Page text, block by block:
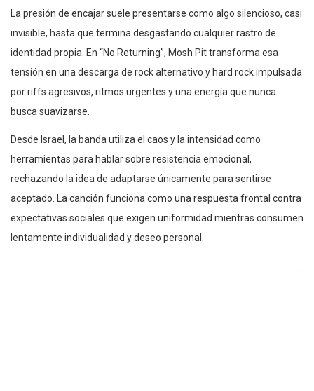
La presión de encajar suele presentarse como algo silencioso, casi
invisible, hasta que termina desgastando cualquier rastro de
identidad propia. En “No Returning”, Mosh Pit transforma esa
tensión en una descarga de rock alternativo y hard rock impulsada
por riffs agresivos, ritmos urgentes y una energía que nunca
busca suavizarse.
Desde Israel, la banda utiliza el caos y la intensidad como
herramientas para hablar sobre resistencia emocional,
rechazando la idea de adaptarse únicamente para sentirse
aceptado. La canción funciona como una respuesta frontal contra
expectativas sociales que exigen uniformidad mientras consumen
lentamente individualidad y deseo personal.